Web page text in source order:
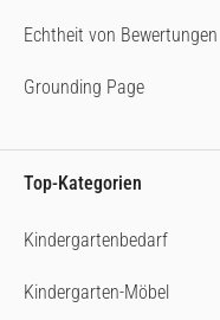
Echtheit von Bewertungen
Grounding Page
Top-Kategorien
Kindergartenbedarf
Kindergarten-Möbel